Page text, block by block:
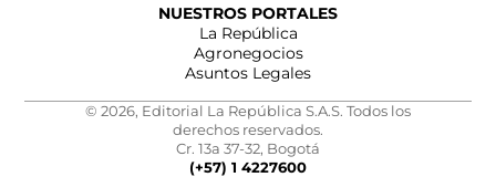
NUESTROS PORTALES
La República
Agronegocios
Asuntos Legales
© 2026, Editorial La República S.A.S. Todos los
derechos reservados.
Cr. 13a 37-32, Bogotá
(+57) 1 4227600